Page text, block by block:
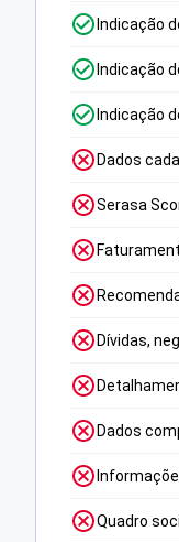
Indicação
Indicação
Indicação
Dados
Serasa
Dívidas,
Dados
Quadro